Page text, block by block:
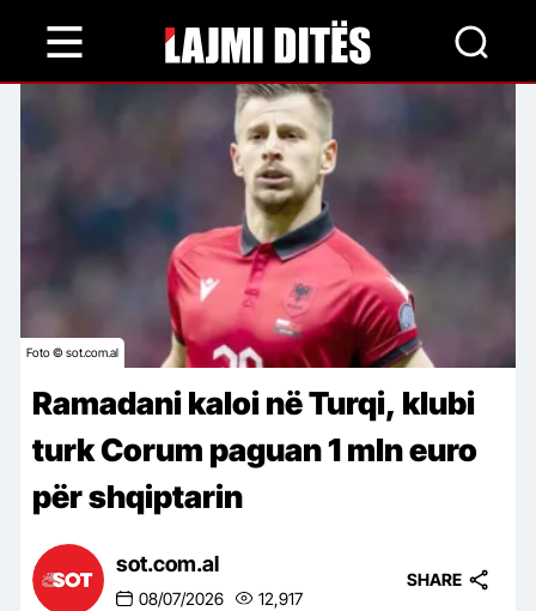
content
Foto © sot.com.al
Ramadani kaloi në Turqi, klubi
turk Corum paguan 1 mln euro
për shqiptarin
sot.com.al
08/07/2026 12,917
SHARE